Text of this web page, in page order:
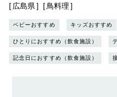
広島県 鳥料理
ベビーおすすめ キッズおすすめ
ひとりにおすすめ（飲食施設）
記念日におすすめ（飲食施設）